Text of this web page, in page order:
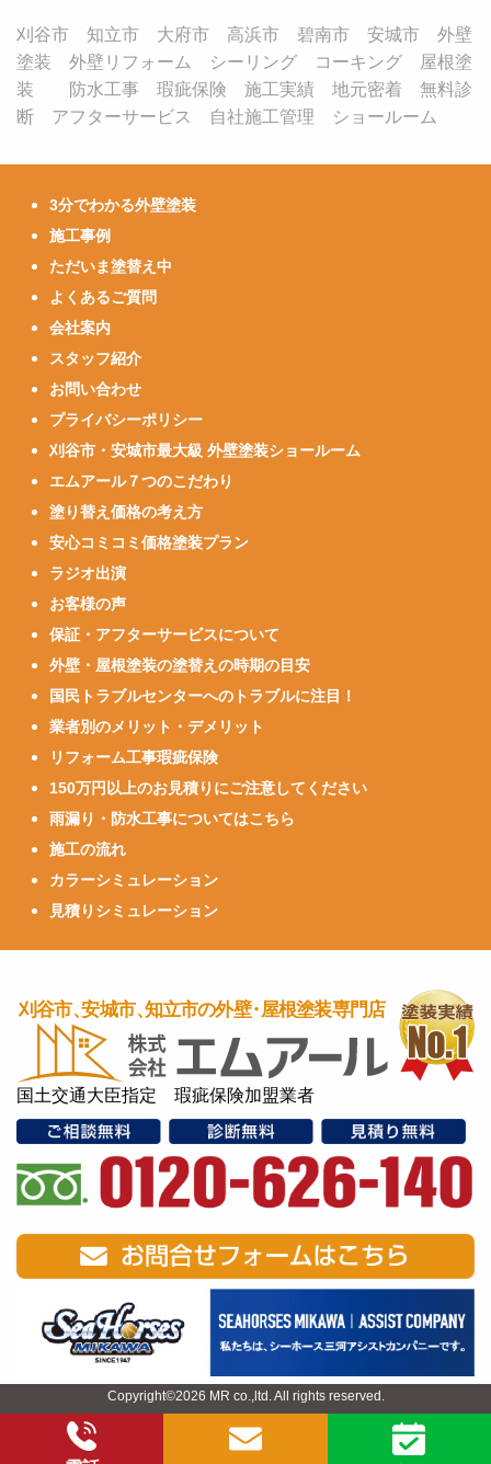
刈谷市 知立市 大府市 高浜市 碧南市 安城市 外壁
塗装 外壁リフォーム シーリング コーキング 屋根塗
装 防水工事 瑕疵保険 施工実績 地元密着 無料診
断 アフターサービス 自社施工管理 ショールーム
3分でわかる外壁塗装
施工事例
ただいま塗替え中
よくあるご質問
会社案内
スタッフ紹介
お問い合わせ
プライバシーポリシー
刈谷市・安城市最大級 外壁塗装ショールーム
エムアール７つのこだわり
塗り替え価格の考え方
安心コミコミ価格塗装プラン
ラジオ出演
お客様の声
保証・アフターサービスについて
外壁・屋根塗装の塗替えの時期の目安
国民トラブルセンターへのトラブルに注目！
業者別のメリット・デメリット
リフォーム工事瑕疵保険
150万円以上のお見積りにご注意してください
雨漏り・防水工事についてはこちら
施工の流れ
カラーシミュレーション
見積りシミュレーション
国土交通大臣指定 瑕疵保険加盟業者
Copyright©2026 MR co.,ltd. All rights reserved.